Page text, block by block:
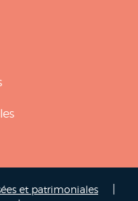
et patrimoniales